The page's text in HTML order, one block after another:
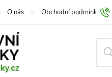
O nás Obchodní podmínky